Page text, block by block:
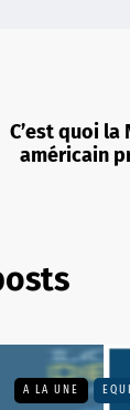
C’est quoi la
américain
A LA UNE